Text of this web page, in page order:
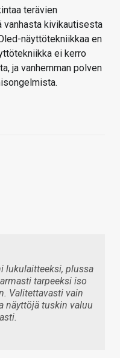
terävien
vanhasta kivikautisesta
näyttötekniikkaa en
ei kerro
ja vanhemman polven
lukulaitteeksi, plussa
tarpeeksi iso
Valitettavasti vain
näyttöjä tuskin valuu